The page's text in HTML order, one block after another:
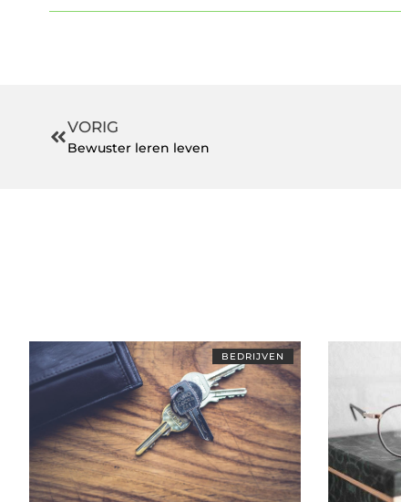
VORIG
Bewuster leren leven
BEDRIJVEN